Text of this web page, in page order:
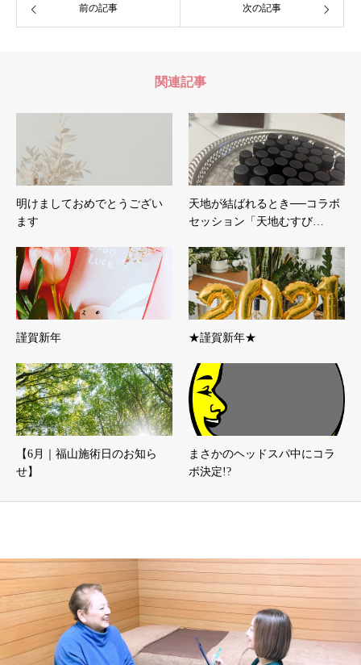
前の記事 次の記事
関連記事
明けましておめでとうござい
ます
天地が結ばれるとき──コラボ
セッション「天地むすび…
謹賀新年 ★謹賀新年★
【6月｜福山施術日のお知ら
せ】
まさかのヘッドスパ中にコラ
ボ決定!?